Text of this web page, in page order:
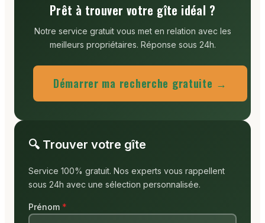
Prêt à trouver votre gîte idéal ?
Notre service gratuit vous met en relation avec les
meilleurs propriétaires. Réponse sous 24h.
Démarrer ma recherche gratuite →
🔍 Trouver votre gîte
Service 100% gratuit. Nos experts vous rappellent
sous 24h avec une sélection personnalisée.
Prénom